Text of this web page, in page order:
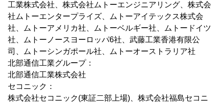
工業株式会社、株式会社ムトーエンジニアリング、株式会
社ムトーエンタープライズ、ムトーアイテックス株式会
社、ムトーアメリカ社、ムトーベルギー社、ムトードイツ
社、ムトーノースヨーロッパ6社、武藤工業香港有限公
司、ムトーシンガポール社、ムトーオーストラリア社
北部通信工業グループ：
北部通信工業株式会社
セコニック：
株式会社セコニック(東証二部上場)、株式会社福島セコニ